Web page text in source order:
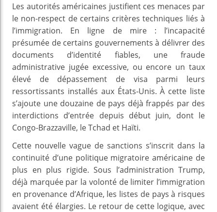
Les autorités américaines justifient ces menaces par
le non-respect de certains critères techniques liés à
l’immigration. En ligne de mire : l’incapacité
présumée de certains gouvernements à délivrer des
documents d’identité fiables, une fraude
administrative jugée excessive, ou encore un taux
élevé de dépassement de visa parmi leurs
ressortissants installés aux États-Unis. À cette liste
s’ajoute une douzaine de pays déjà frappés par des
interdictions d’entrée depuis début juin, dont le
Congo-Brazzaville, le Tchad et Haïti.
Cette nouvelle vague de sanctions s’inscrit dans la
continuité d’une politique migratoire américaine de
plus en plus rigide. Sous l’administration Trump,
déjà marquée par la volonté de limiter l’immigration
en provenance d’Afrique, les listes de pays à risques
avaient été élargies. Le retour de cette logique, avec